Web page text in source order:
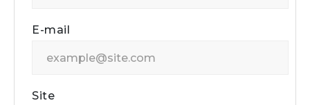
E-mail
Site